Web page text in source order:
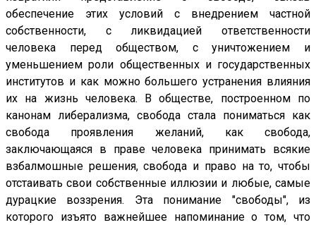
обеспечение этих условий с внедрением частной
собственности, с ликвидацией ответственности
человека перед обществом, с уничтожением и
уменьшением роли общественных и государственных
институтов и как можно большего устранения влияния
их на жизнь человека. В обществе, построенном по
канонам либерализма, свобода стала пониматься как
свобода проявления желаний, как свобода,
заключающаяся в праве человека принимать всякие
взбалмошные решения, свобода и право на то, чтобы
отстаивать свои собственные иллюзии и любые, самые
дурацкие воззрения. Эта понимание "свободы", из
которого изъято важнейшее напоминание о том, что